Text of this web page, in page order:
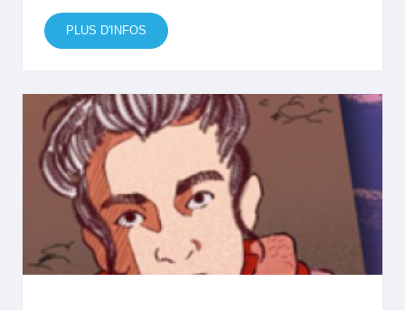
PLUS D'INFOS